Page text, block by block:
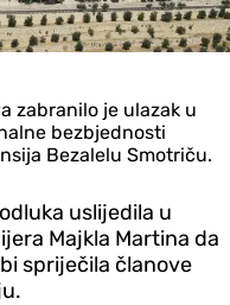
zabranilo je ulazak u
bezbjednosti
Bezalelu Smotriču.
uslijedila u
Majkla Martina da
spriječila članove